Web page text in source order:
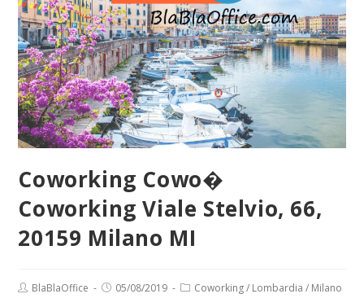
Coworking Cowo�
Coworking Viale Stelvio, 66,
20159 Milano MI
PostBlaBlaOffice
Post05/08/2019
PostCoworking / Lombardia / Milano